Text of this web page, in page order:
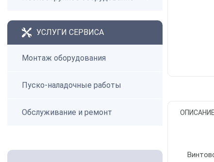
УСЛУГИ СЕРВИСА
Монтаж оборудования
Пуско-наладочные работы
Обслуживание и ремонт ОПИСАНИЕ